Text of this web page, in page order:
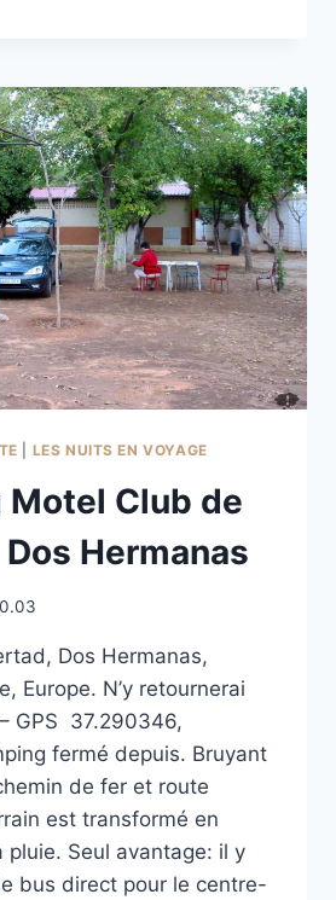
LES NUITS EN VOYAGE
Motel Club de
Hermanas
Dos Hermanas,
Europe. N’y retournerai
GPS 37.290346,
fermé depuis. Bruyant
de fer et route
est transformé en
pluie. Seul avantage: il y
bus direct pour le centre-